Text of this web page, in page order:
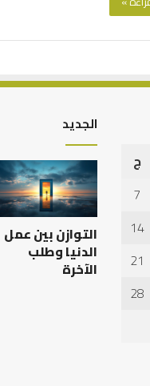
العلاقة
العلمية
بين
الإمام
مالك
والليث
بن
سعد:
نموذج
العلاقة العلمية بين
مالك والليث بن سعد:
ج
7
14
21
28
الجديد
التوازن بين عمل
الدنيا وطلب
الآخرة